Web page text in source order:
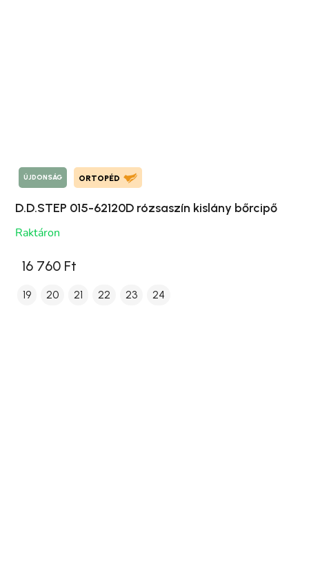
ÚJDONSÁG ORTOPÉD
D.D.STEP 015-62120D rózsaszín kislány bőrcipő
Raktáron
16 760 Ft
19 20 21 22 23 24